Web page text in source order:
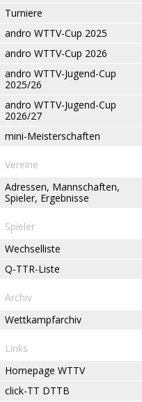
Turniere
andro WTTV-Cup 2025
andro WTTV-Cup 2026
andro WTTV-Jugend-Cup
2025/26
andro WTTV-Jugend-Cup
2026/27
mini-Meisterschaften
Vereine
Adressen, Mannschaften,
Spieler, Ergebnisse
Spieler
Wechselliste
Q-TTR-Liste
Archiv
Wettkampfarchiv
Links
Homepage WTTV
click-TT DTTB